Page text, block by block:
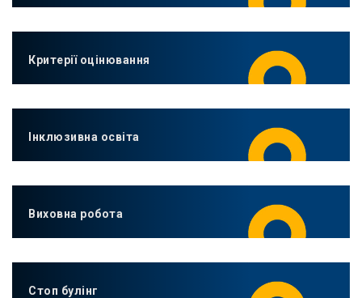
Критерії оцінювання
Інклюзивна освіта
Виховна робота
Стоп булінг